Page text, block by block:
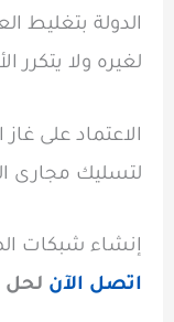
الدولة بتغليط
لغيره ولا يتكرر
الاعتماد على
لتسليك مجارى
إنشاء شبكات
اتصل الآن